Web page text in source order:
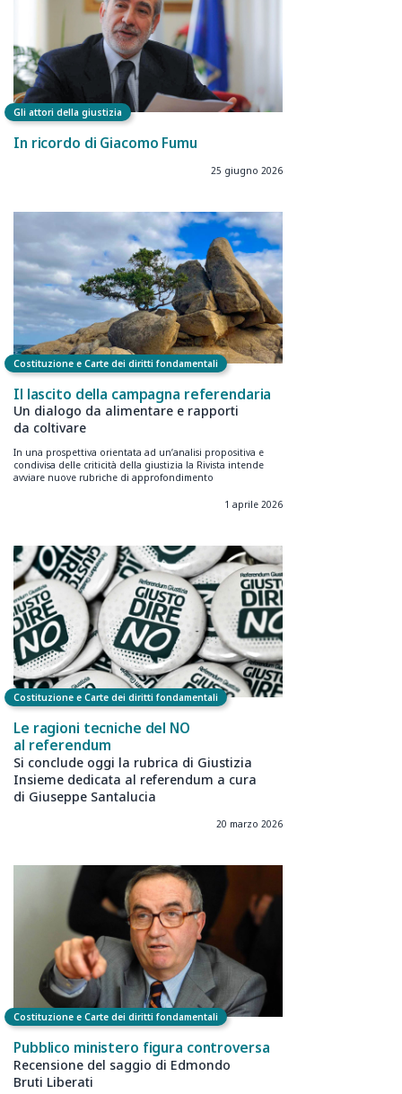
Gli attori della giustizia
In ricordo di Giacomo Fumu
25 giugno 2026
Costituzione e Carte dei diritti fondamentali
Il lascito della campagna referendaria
Un dialogo da alimentare e rapporti
da coltivare
In una prospettiva orientata ad un’analisi propositiva e
condivisa delle criticità della giustizia la Rivista intende
avviare nuove rubriche di approfondimento
1 aprile 2026
Costituzione e Carte dei diritti fondamentali
Le ragioni tecniche del NO
al referendum
Si conclude oggi la rubrica di Giustizia
Insieme dedicata al referendum a cura
di Giuseppe Santalucia
20 marzo 2026
Costituzione e Carte dei diritti fondamentali
Pubblico ministero figura controversa
Recensione del saggio di Edmondo
Bruti Liberati